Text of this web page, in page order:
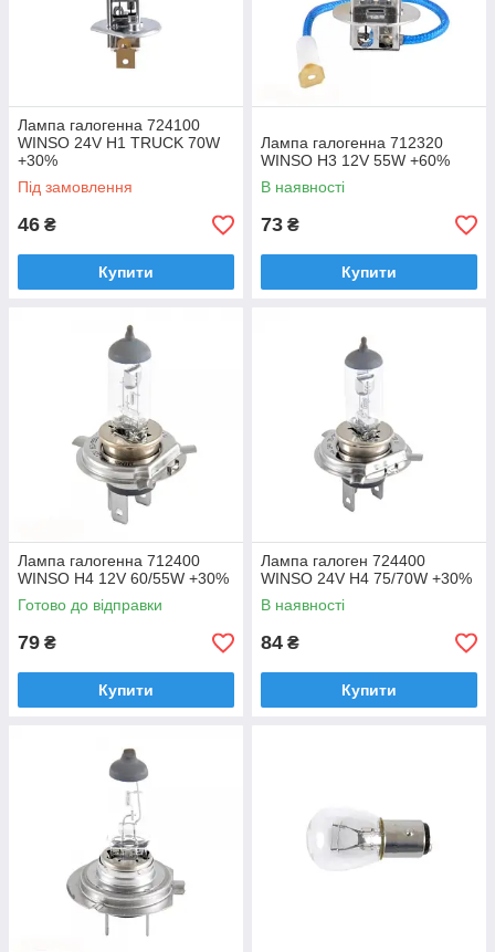
Лампа галогенна 724100
WINSO 24V H1 TRUCK 70W
+30%
Під замовлення
46 ₴
Купити
Лампа галогенна 712320
WINSO H3 12V 55W +60%
В наявності
73 ₴
Купити
Лампа галогенна 712400
WINSO H4 12V 60/55W +30%
Готово до відправки
79 ₴
Купити
Лампа галоген 724400
WINSO 24V H4 75/70W +30%
В наявності
84 ₴
Купити